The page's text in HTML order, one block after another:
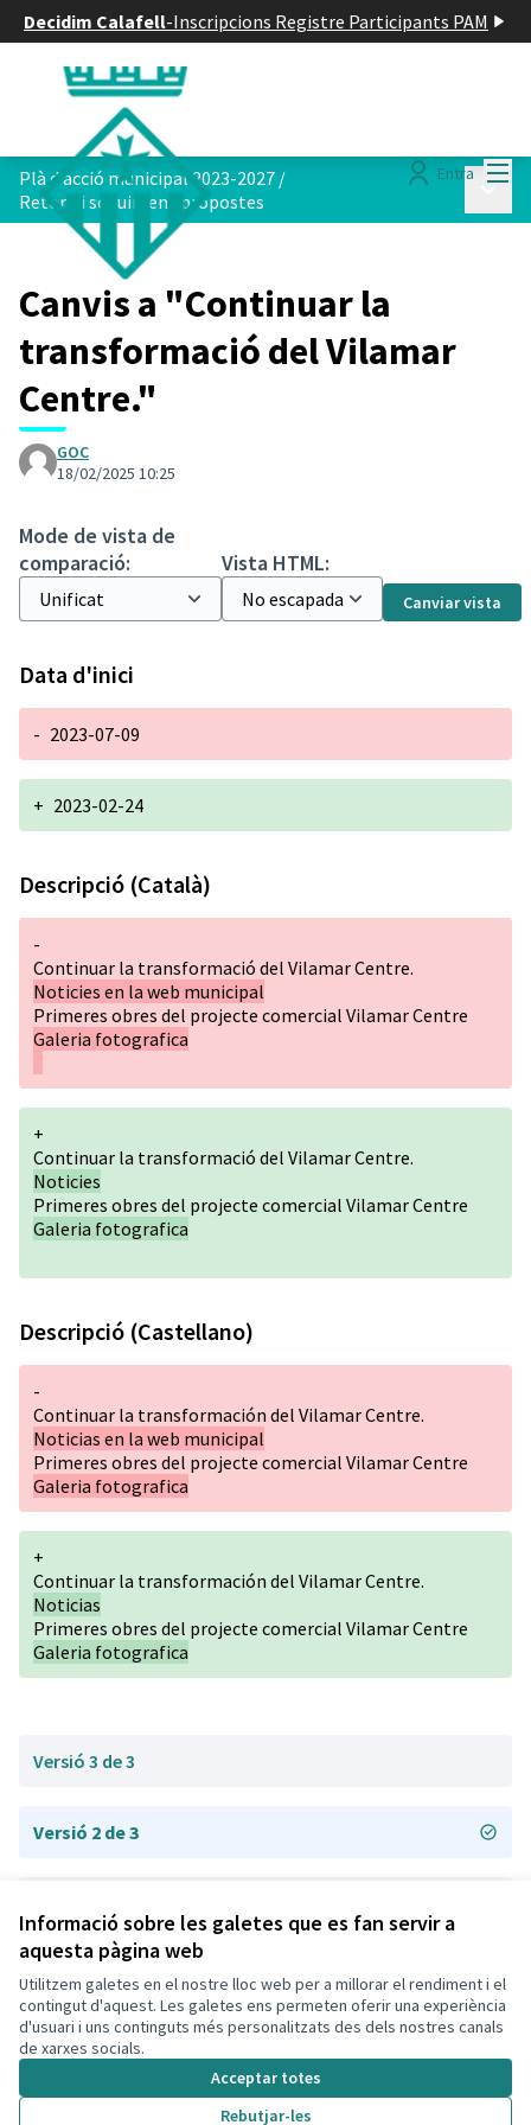
Informació sobre les galetes que es fan servir a
aquesta pàgina web
Utilitzem galetes en el nostre lloc web per a millorar el rendiment i el
contingut d'aquest. Les galetes ens permeten oferir una experiència
d'usuari i uns continguts més personalitzats des dels nostres canals
de xarxes socials.
Acceptar totes
Rebutjar-les
Decidim Calafell-Inscripcions Registre Participants PAM
Entra
Plà d acció municipal 2023-2027 /
Retorn i seguiment propostes
Canvis a "Continuar la
transformació del Vilamar
Centre."
GOC
18/02/2025 10:25
Mode de vista de
comparació:
Vista HTML:
Canviar vista
Data d'inici
- 2023-07-09
+ 2023-02-24
Descripció (Català)
-
Continuar la transformació del Vilamar Centre.
Noticies en la web municipal
Primeres obres del projecte comercial Vilamar Centre
Galeria fotografica
+
Continuar la transformació del Vilamar Centre.
Noticies
Primeres obres del projecte comercial Vilamar Centre
Galeria fotografica
Descripció (Castellano)
-
Continuar la transformación del Vilamar Centre.
Noticias en la web municipal
Primeres obres del projecte comercial Vilamar Centre
Galeria fotografica
+
Continuar la transformación del Vilamar Centre.
Noticias
Primeres obres del projecte comercial Vilamar Centre
Galeria fotografica
Versió 3 de 3
Versió 2 de 3
Termes i condicions d'ús
Configuració de les galetes
Decidim Calafell a X
(Enllaç extern)
Decidim Calafell a Facebook
Decidim Calafell a YouTube
Decidim Calafell a GitHub
(Enllaç extern)